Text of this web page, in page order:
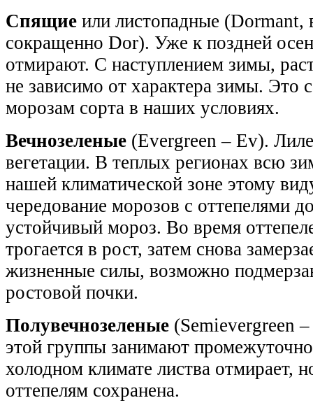
Спящие или листопадные (Dormant,
сокращенно Dor). Уже к поздней
отмирают. С наступлением зимы,
не зависимо от характера зимы. Это
морозам сорта в наших условиях.
Вечнозеленые (Evergreen – Ev).
вегетации. В теплых регионах всю
нашей климатической зоне этому
чередование морозов с оттепелями
устойчивый мороз. Во время
трогается в рост, затем снова
жизненные силы, возможно
ростовой почки.
Полувечнозеленые (Semievergreen
этой группы занимают
холодном климате листва отмирает,
оттепелям сохранена.